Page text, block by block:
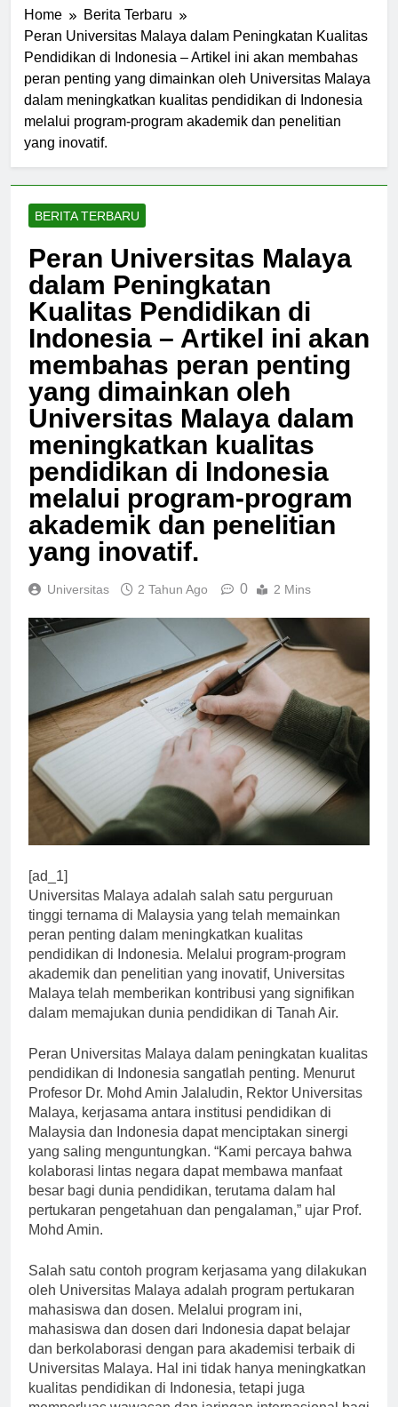
Home
Berita Terbaru
Peran Universitas Malaya dalam Peningkatan Kualitas
Pendidikan di Indonesia – Artikel ini akan membahas
peran penting yang dimainkan oleh Universitas Malaya
dalam meningkatkan kualitas pendidikan di Indonesia
melalui program-program akademik dan penelitian
yang inovatif.
BERITA TERBARU
Peran Universitas Malaya
dalam Peningkatan
Kualitas Pendidikan di
Indonesia – Artikel ini akan
membahas peran penting
yang dimainkan oleh
Universitas Malaya dalam
meningkatkan kualitas
pendidikan di Indonesia
melalui program-program
akademik dan penelitian
yang inovatif.
Universitas 2 Tahun Ago 0 2 Mins
[ad_1]
Universitas Malaya adalah salah satu perguruan
tinggi ternama di Malaysia yang telah memainkan
peran penting dalam meningkatkan kualitas
pendidikan di Indonesia. Melalui program-program
akademik dan penelitian yang inovatif, Universitas
Malaya telah memberikan kontribusi yang signifikan
dalam memajukan dunia pendidikan di Tanah Air.
Peran Universitas Malaya dalam peningkatan kualitas
pendidikan di Indonesia sangatlah penting. Menurut
Profesor Dr. Mohd Amin Jalaludin, Rektor Universitas
Malaya, kerjasama antara institusi pendidikan di
Malaysia dan Indonesia dapat menciptakan sinergi
yang saling menguntungkan. “Kami percaya bahwa
kolaborasi lintas negara dapat membawa manfaat
besar bagi dunia pendidikan, terutama dalam hal
pertukaran pengetahuan dan pengalaman,” ujar Prof.
Mohd Amin.
Salah satu contoh program kerjasama yang dilakukan
oleh Universitas Malaya adalah program pertukaran
mahasiswa dan dosen. Melalui program ini,
mahasiswa dan dosen dari Indonesia dapat belajar
dan berkolaborasi dengan para akademisi terbaik di
Universitas Malaya. Hal ini tidak hanya meningkatkan
kualitas pendidikan di Indonesia, tetapi juga